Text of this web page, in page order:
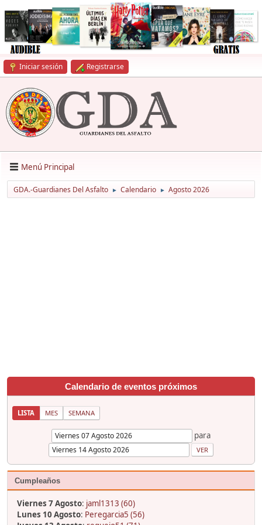
Iniciar sesión Registrarse
Menú Principal
GDA.-Guardianes Del Asfalto ► Calendario ► Agosto 2026
Calendario de eventos próximos
LISTA MES SEMANA
para
Cumpleaños
Viernes 7 Agosto: jaml1313 (60)
Lunes 10 Agosto: Peregarcia5 (56)